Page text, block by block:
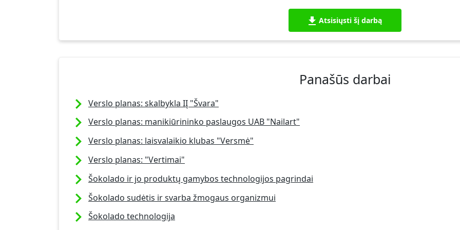
Atsisiųsti šį darbą
Panašūs darbai
Verslo planas: skalbykla IĮ "Švara"
Verslo planas: manikiūrininko paslaugos UAB "Nailart"
Verslo planas: laisvalaikio klubas "Versmė"
Verslo planas: "Vertimai"
Šokolado ir jo produktų gamybos technologijos pagrindai
Šokolado sudėtis ir svarba žmogaus organizmui
Šokolado technologija